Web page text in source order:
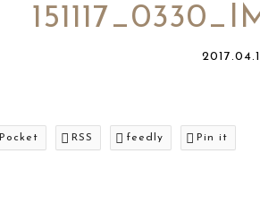
Pocket RSS feedly Pin it